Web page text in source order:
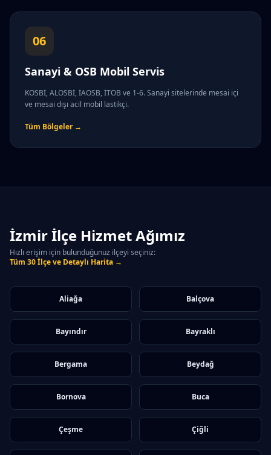
06
Sanayi & OSB Mobil Servis
KOSBİ, ALOSBİ, İAOSB, İTOB ve 1-6. Sanayi sitelerinde mesai içi
ve mesai dışı acil mobil lastikçi.
Tüm Bölgeler →
İzmir İlçe Hizmet Ağımız
Hızlı erişim için bulunduğunuz ilçeyi seçiniz:
Tüm 30 İlçe ve Detaylı Harita →
Aliağa Balçova
Bayındır Bayraklı
Bergama Beydağ
Bornova Buca
Çeşme Çiğli